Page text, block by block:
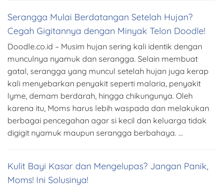
Serangga Mulai Berdatangan Setelah Hujan?
Cegah Gigitannya dengan Minyak Telon Doodle!
Doodle.co.id – Musim hujan sering kali identik dengan
munculnya nyamuk dan serangga. Selain membuat
gatal, serangga yang muncul setelah hujan juga kerap
kali menyebarkan penyakit seperti malaria, penyakit
lyme, demam berdarah, hingga chikungunya. Oleh
karena itu, Moms harus lebih waspada dan melakukan
berbagai pencegahan agar si kecil dan keluarga tidak
digigit nyamuk maupun serangga berbahaya. …
Kulit Bayi Kasar dan Mengelupas? Jangan Panik,
Moms! Ini Solusinya!